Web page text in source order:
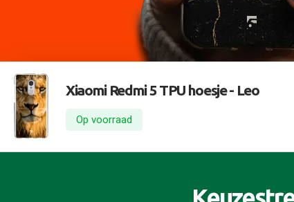
Xiaomi Redmi 5 TPU hoesje - Leo
Op voorraad